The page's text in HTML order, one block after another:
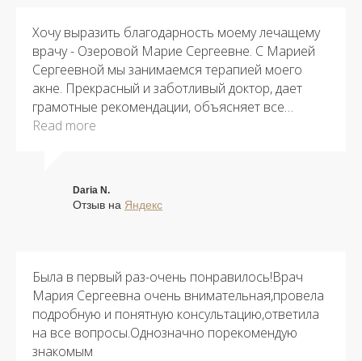
Хочу выразить благодарность моему лечащему
врачу - Озеровой Марие Сергеевне. С Марией
Сергеевной мы занимаемся терапией моего
акне. Прекрасный и заботливый доктор, дает
грамотные рекомендации, объясняет все
моменты лечения♥️ Сама клиника тоже
Read more
Daria N.
Отзыв на Яндекс
Была в первый раз-очень понравилось!Врач
Мария Сергеевна очень внимательная,провела
подробную и понятную консультацию,ответила
на все вопросы.Однозначно порекомендую
знакомым